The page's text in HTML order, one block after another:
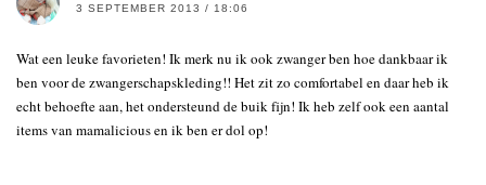
3 SEPTEMBER 2013 / 18:06
Wat een leuke favorieten! Ik merk nu ik ook zwanger ben hoe dankbaar ik
ben voor de zwangerschapskleding!! Het zit zo comfortabel en daar heb ik
echt behoefte aan, het ondersteund de buik fijn! Ik heb zelf ook een aantal
items van mamalicious en ik ben er dol op!